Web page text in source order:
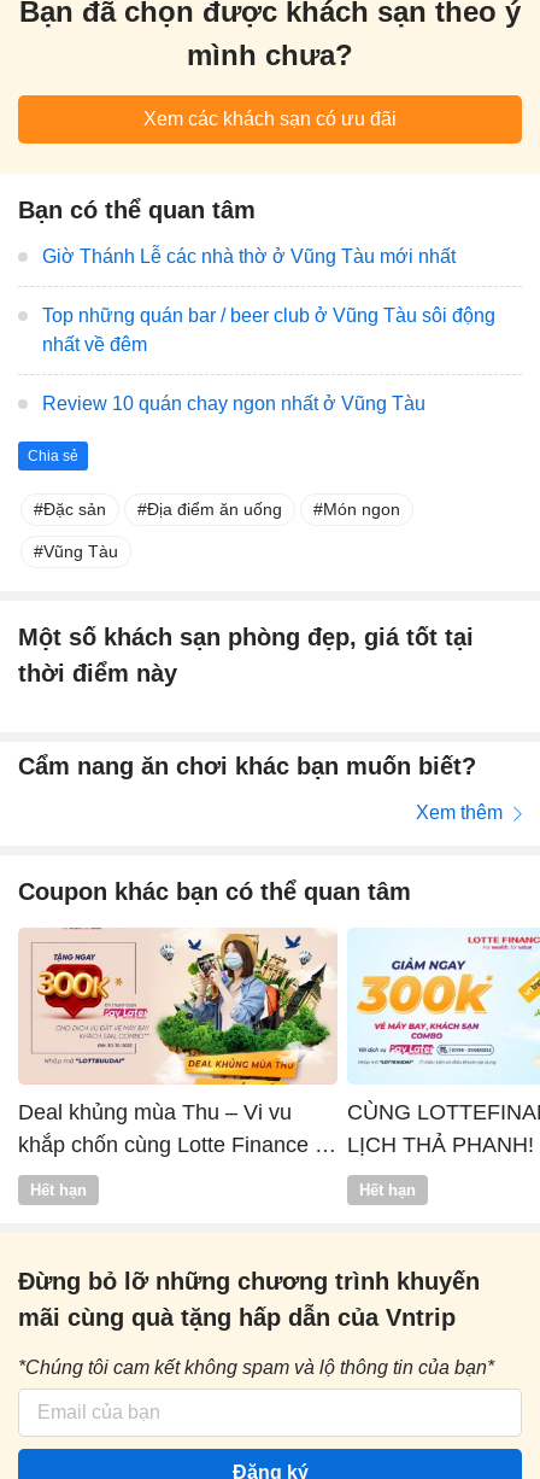
Bạn đã chọn được khách sạn theo ý
mình chưa?
Xem các khách sạn có ưu đãi
Bạn có thể quan tâm
Giờ Thánh Lễ các nhà thờ ở Vũng Tàu mới nhất
Top những quán bar / beer club ở Vũng Tàu sôi động
nhất về đêm
Review 10 quán chay ngon nhất ở Vũng Tàu
Chia sẻ
Đặc sản Địa điểm ăn uống Món ngon
Vũng Tàu
Một số khách sạn phòng đẹp, giá tốt tại
thời điểm này
Cẩm nang ăn chơi khác bạn muốn biết?
Xem thêm
Coupon khác bạn có thể quan tâm
Deal khủng mùa Thu – Vi vu
khắp chốn cùng Lotte Finance x
Vntrip
Hết hạn
CÙNG
LỊCH THẢ PHANH!
Hết hạn
Đừng bỏ lỡ những chương trình khuyến
mãi cùng quà tặng hấp dẫn của Vntrip
*Chúng tôi cam kết không spam và lộ thông tin của bạn*
Đăng ký